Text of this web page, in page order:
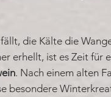
die Kälte die
erhellt, ist es Zeit für
. Nach einem alten
besondere